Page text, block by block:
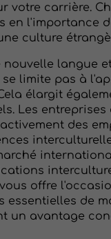
votre carrière.
en l'importance
culture
nouvelle langue
limite pas à
élargit
Les entreprises
des
offre
essentielles de
un avantage